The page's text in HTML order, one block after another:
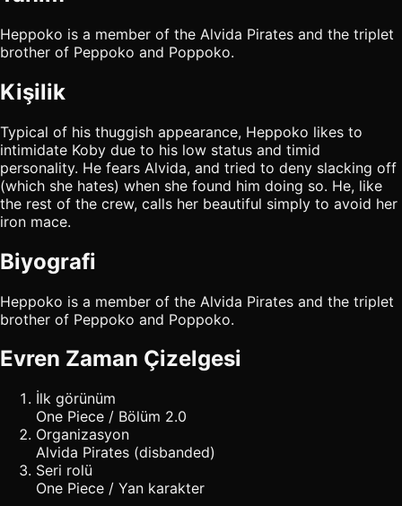
Heppoko is a member of the Alvida Pirates and the triplet
brother of Peppoko and Poppoko.
Kişilik
Typical of his thuggish appearance, Heppoko likes to
intimidate Koby due to his low status and timid
personality. He fears Alvida, and tried to deny slacking off
(which she hates) when she found him doing so. He, like
the rest of the crew, calls her beautiful simply to avoid her
iron mace.
Biyografi
Heppoko is a member of the Alvida Pirates and the triplet
brother of Peppoko and Poppoko.
Evren Zaman Çizelgesi
İlk görünüm
One Piece / Bölüm 2.0
Organizasyon
Alvida Pirates (disbanded)
Seri rolü
One Piece / Yan karakter